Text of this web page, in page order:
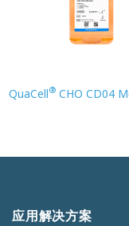
QuaCell® CHO CD04
应用解决方案